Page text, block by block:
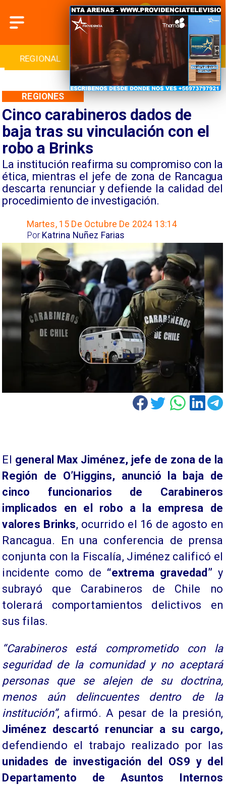
INTERNACIONAL DEPORTES CULTURA
Cinco carabineros dados de
baja tras su vinculación con el
robo a Brinks
​La institución reafirma su compromiso con la
ética, mientras el jefe de zona de Rancagua
descarta renunciar y defiende la calidad del
procedimiento de investigación.
REGIONES
Martes, 15 De Octubre De 2024 13:14
Katrina Nuñez Farias
Por
​El general Max Jiménez, jefe de zona de la
Región de O’Higgins, anunció la baja de
cinco funcionarios de Carabineros
implicados en el robo a la empresa de
valores Brinks, ocurrido el 16 de agosto en
Rancagua. En una conferencia de prensa
conjunta con la Fiscalía, Jiménez calificó el
incidente como de “extrema gravedad” y
subrayó que Carabineros de Chile no
tolerará comportamientos delictivos en
sus filas.
“Carabineros está comprometido con la
seguridad de la comunidad y no aceptará
personas que se alejen de su doctrina,
menos aún delincuentes dentro de la
institución”, afirmó. A pesar de la presión,
Jiménez descartó renunciar a su cargo,
defendiendo el trabajo realizado por las
unidades de investigación del OS9 y del
Departamento de Asuntos Internos